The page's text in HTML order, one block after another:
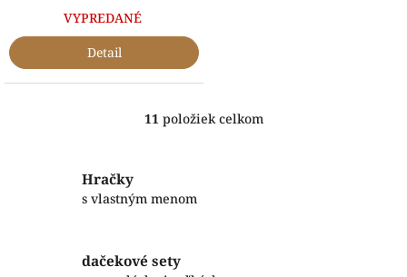
VYPREDANÉ
Detail
O
11 položiek celkom
Hračky
s vlastným menom
dačekové sety